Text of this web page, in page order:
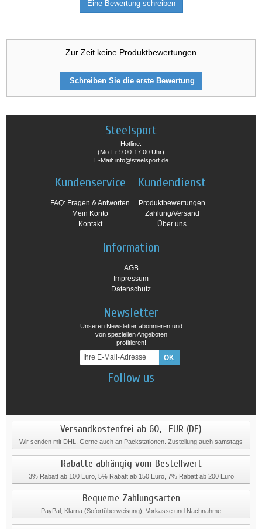
Eine Bewertung schreiben
Zur Zeit keine Produktbewertungen
Schreiben Sie die erste Bewertung
Steelsport
Hotline:
(Mo-Fr 9:00-17:00 Uhr)
E-Mail: info@steelsport.de
Kundenservice
FAQ: Fragen & Antworten
Mein Konto
Kontakt
Kundendienst
Produktbewertungen
Zahlung/Versand
Über uns
Information
AGB
Impressum
Datenschutz
Newsletter
Unseren Newsletter abonnieren und
von speziellen Angeboten
profitieren!
Follow us
Versandkostenfrei ab 60,- EUR (DE)
Wir senden mit DHL. Gerne auch an Packstationen. Zustellung auch samstags
Rabatte abhängig vom Bestellwert
3% Rabatt ab 100 Euro, 5% Rabatt ab 150 Euro, 7% Rabatt ab 200 Euro
Bequeme Zahlungsarten
PayPal, Klarna (Sofortüberweisung), Vorkasse und Nachnahme